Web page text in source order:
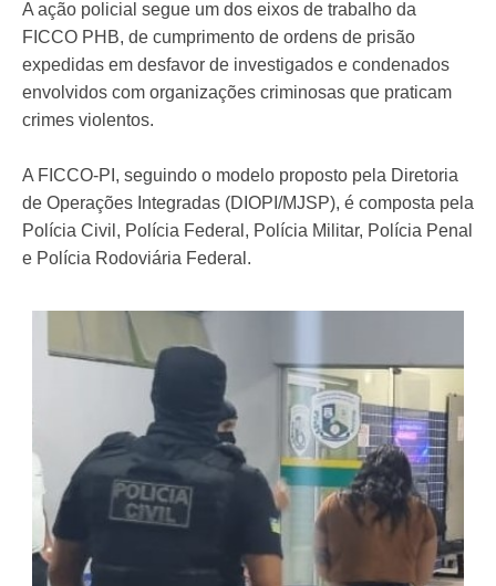
A ação policial segue um dos eixos de trabalho da
FICCO PHB, de cumprimento de ordens de prisão
expedidas em desfavor de investigados e condenados
envolvidos com organizações criminosas que praticam
crimes violentos.
A FICCO-PI, seguindo o modelo proposto pela Diretoria
de Operações Integradas (DIOPI/MJSP), é composta pela
Polícia Civil, Polícia Federal, Polícia Militar, Polícia Penal
e Polícia Rodoviária Federal.